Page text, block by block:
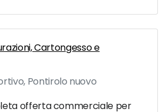
Cartongesso e
Pontirolo nuovo
offerta commerciale per